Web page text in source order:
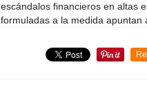
escándalos financieros en altas
formuladas a la medida apuntan